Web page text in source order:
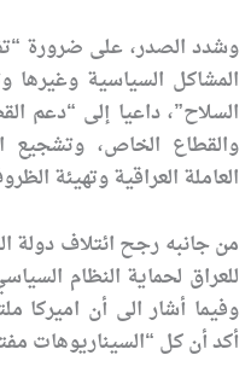
وشدد الصدر، على ضرورة
المشاكل السياسية وغيرها
السلاح”، داعيا إلى “دعم
والقطاع الخاص، وتشجيع
العاملة العراقية وتهيئة
من جانبه رجح ائتلاف دولة
للعراق لحماية النظام
وفيما أشار الى أن اميركا
أكد أن كل “السيناريوهات